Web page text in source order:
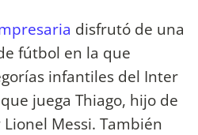
disfrutó de una
fútbol en la que
infantiles del Inter
juega Thiago, hijo de
Messi. También